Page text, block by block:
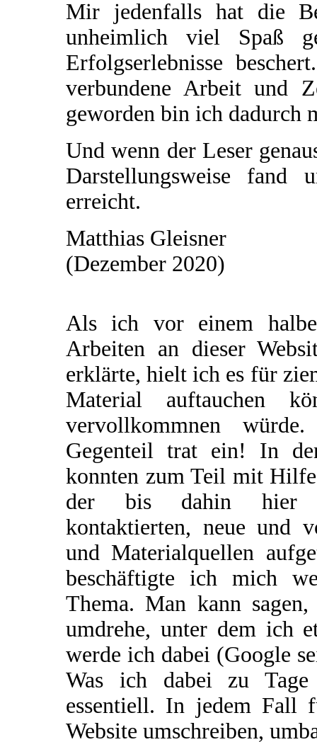
Mir jedenfalls hat die
unheimlich viel Spaß
Erfolgserlebnisse
verbundene Arbeit und
geworden bin ich dadurch
Und wenn der Leser
Darstellungsweise
erreicht.
Matthias Gleisner
(Dezember 2020)
Als ich vor einem
Arbeiten an dieser
erklärte, hielt ich es für
Material auftauchen
vervollkommnen
Gegenteil trat ein! In
konnten zum Teil mit
der bis dahin hier
kontaktierten, neue und
und Materialquellen
beschäftigte ich mich
Thema. Man kann
umdrehe, unter dem ich
werde ich dabei (Google
Was ich dabei zu
essentiell. In jedem Fall
Website umschreiben,